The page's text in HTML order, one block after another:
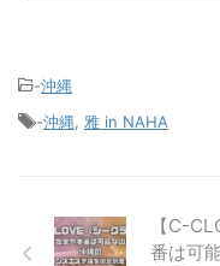
-沖縄
-沖縄 雅 in NAHA
【C-
番は可